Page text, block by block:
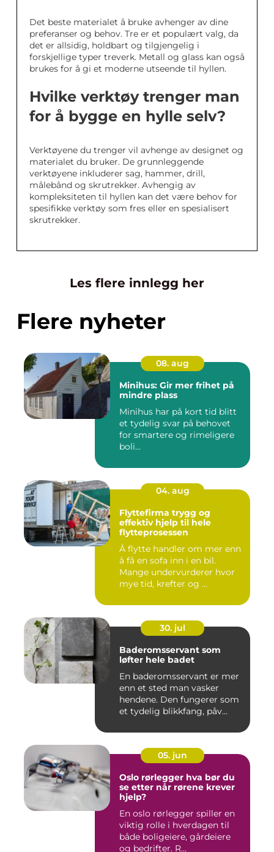
Det beste materialet å bruke avhenger av dine
preferanser og behov. Tre er et populært valg, da
det er allsidig, holdbart og tilgjengelig i
forskjellige typer treverk. Metall og glass kan også
brukes for å gi et moderne utseende til hyllen.
Hvilke verktøy trenger man
for å bygge en hylle selv?
Verktøyene du trenger vil avhenge av designet og
materialet du bruker. De grunnleggende
verktøyene inkluderer sag, hammer, drill,
målebånd og skrutrekker. Avhengig av
kompleksiteten til hyllen kan det være behov for
spesifikke verktøy som fres eller en spesialisert
skrutrekker.
Les flere innlegg her
Flere nyheter
08. aug
Minihus: Gir mer frihet på
mindre plass
Minihus har på kort tid blitt
et tydelig svar på behovet
for smartere og rimeligere
boli...
04. aug
Flyttefirma trygg og
effektiv hjelp til hele
flytteprosessen
Å flytte handler om mer enn
å få en sofa inn i en bil.
Mange undervurderer hvor
mye tid, krefter og ...
30. jul
Baderomsservant som
løfter hele badet
En baderomsservant er mer
enn et sted man vasker
hendene. Den fungerer som
et tydelig blikkfang, påv...
05. jun
Oslo rørlegger hva bør du
se etter når rørene krever
hjelp?
En oslo rørlegger spiller en
viktig rolle i hverdagen til
både boligeiere, gårdeiere
og bedrifter. R...